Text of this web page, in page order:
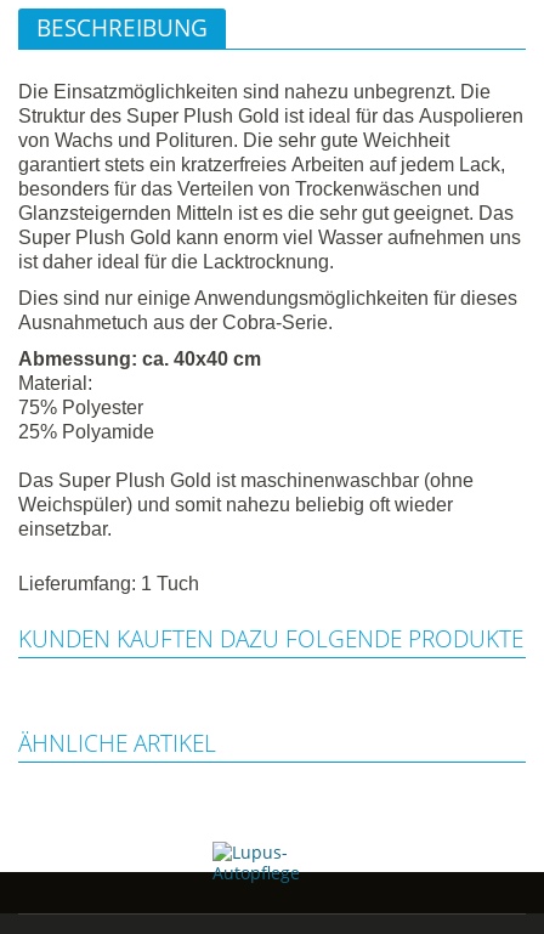
BESCHREIBUNG
Die Einsatzmöglichkeiten sind nahezu unbegrenzt. Die
Struktur des Super Plush Gold ist ideal für das Auspolieren
von Wachs und Polituren. Die sehr gute Weichheit
garantiert stets ein kratzerfreies Arbeiten auf jedem Lack,
besonders für das Verteilen von Trockenwäschen und
Glanzsteigernden Mitteln ist es die sehr gut geeignet. Das
Super Plush Gold kann enorm viel Wasser aufnehmen uns
ist daher ideal für die Lacktrocknung.
Dies sind nur einige Anwendungsmöglichkeiten für dieses
Ausnahmetuch aus der Cobra-Serie.
Abmessung: ca. 40x40 cm
Material:
75% Polyester
25% Polyamide
Das Super Plush Gold ist maschinenwaschbar (ohne
Weichspüler) und somit nahezu beliebig oft wieder
einsetzbar.
Lieferumfang: 1 Tuch
KUNDEN KAUFTEN DAZU FOLGENDE PRODUKTE
ÄHNLICHE ARTIKEL